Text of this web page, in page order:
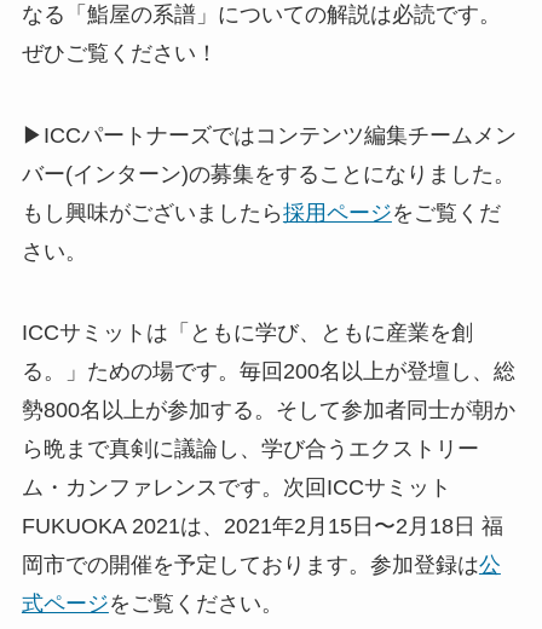
なる「鮨屋の系譜」についての解説は必読です。
ぜひご覧ください！
▶ICCパートナーズではコンテンツ編集チームメン
バー(インターン)の募集をすることになりました。
もし興味がございましたら採用ページをご覧くだ
さい。
ICCサミットは「ともに学び、ともに産業を創
る。」ための場です。毎回200名以上が登壇し、総
勢800名以上が参加する。そして参加者同士が朝か
ら晩まで真剣に議論し、学び合うエクストリー
ム・カンファレンスです。次回ICCサミット
FUKUOKA 2021は、2021年2月15日〜2月18日 福
岡市での開催を予定しております。参加登録は公
式ページをご覧ください。